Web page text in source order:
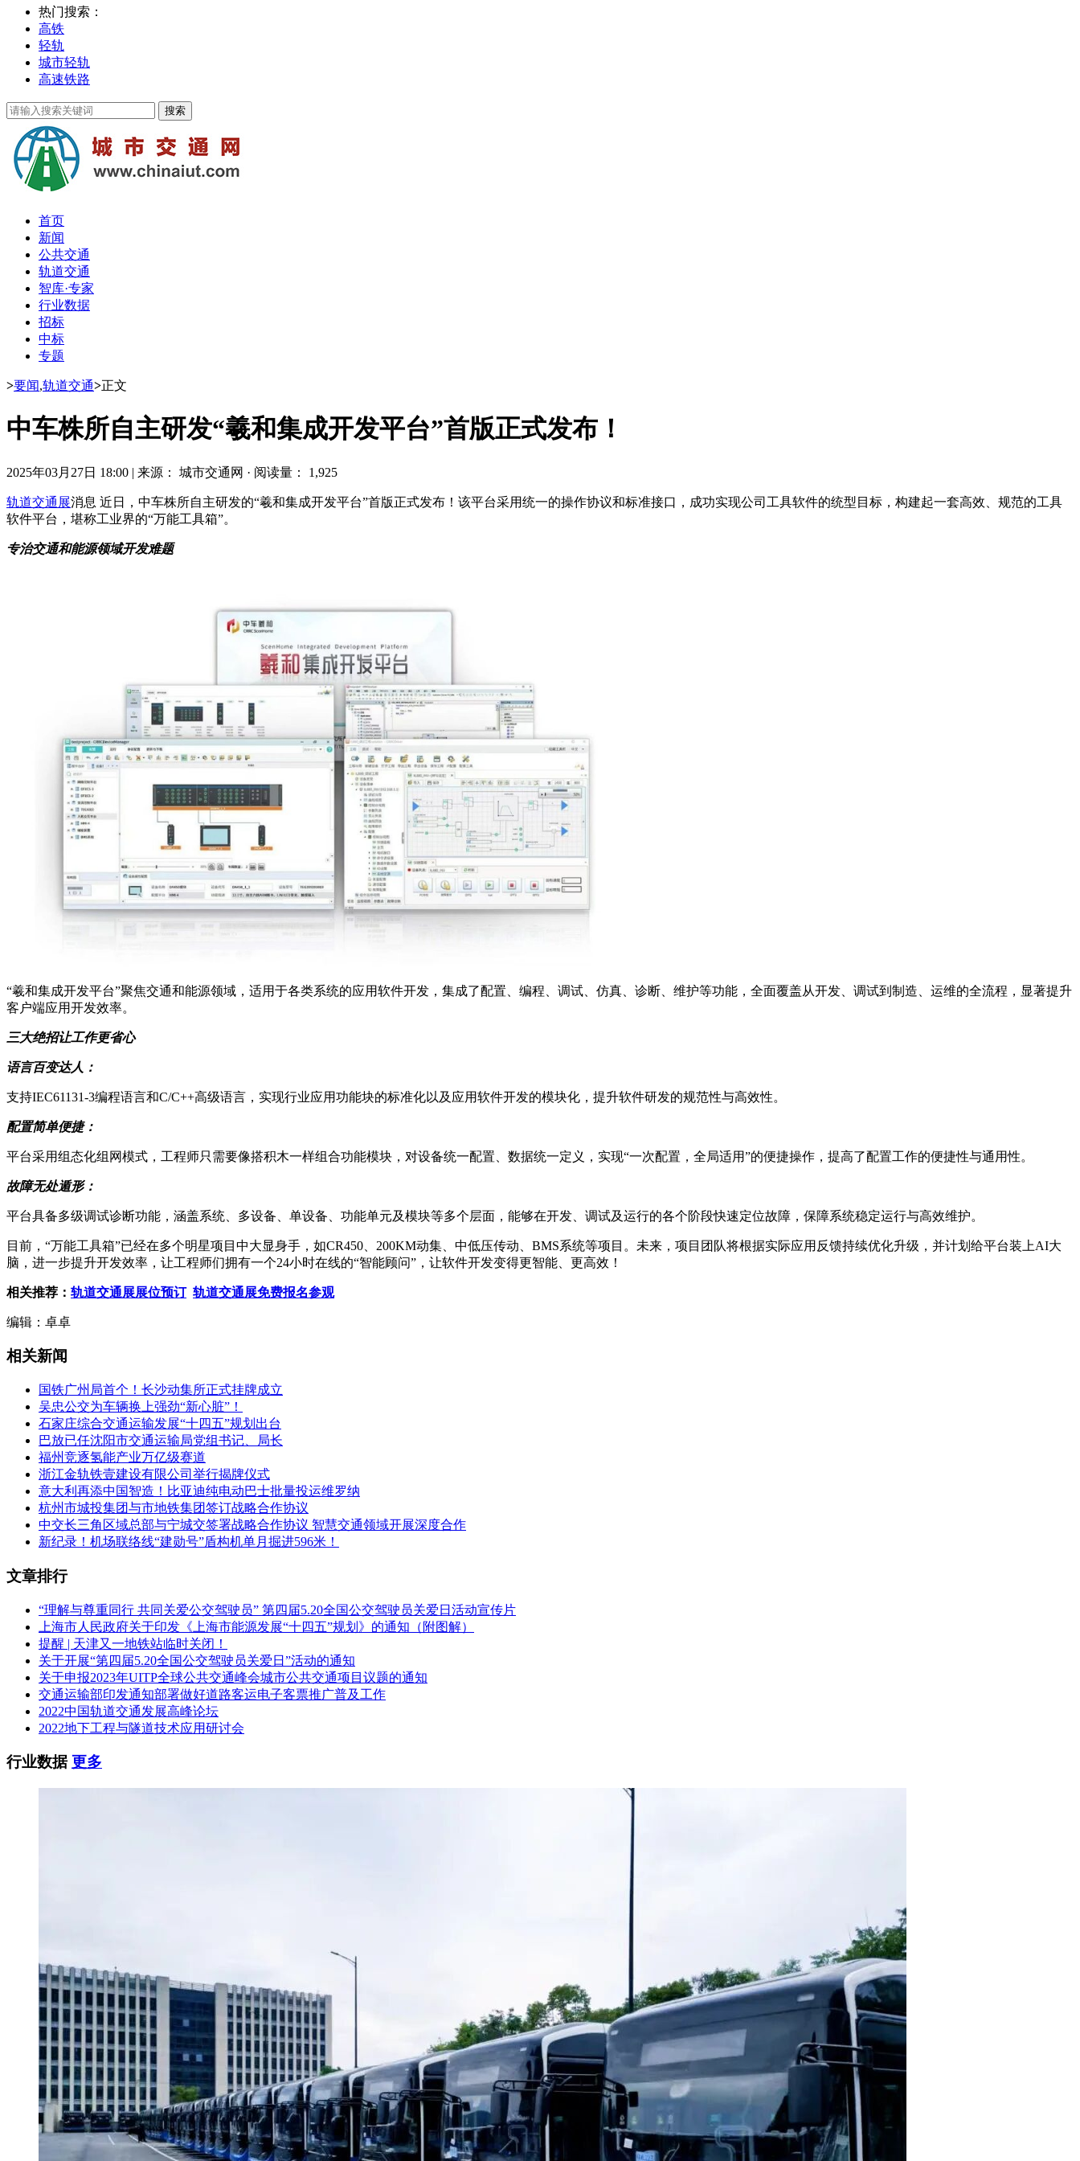
热门搜索：
高铁
轻轨
城市轻轨
高速铁路
首页
新闻
公共交通
轨道交通
智库·专家
行业数据
招标
中标
专题
>要闻,轨道交通>正文
中车株所自主研发“羲和集成开发平台”首版正式发布！
2025年03月27日 18:00 | 来源： 城市交通网 · 阅读量： 1,925
轨道交通展消息 近日，中车株所自主研发的“羲和集成开发平台”首版正式发布！该平台采用统一的操作协议和标准接口，成功实现公司工具软件的统型目标，构建起一套高效、规范的工具
软件平台，堪称工业界的“万能工具箱”。
专治交通和能源领域开发难题
“羲和集成开发平台”聚焦交通和能源领域，适用于各类系统的应用软件开发，集成了配置、编程、调试、仿真、诊断、维护等功能，全面覆盖从开发、调试到制造、运维的全流程，显著提升
客户端应用开发效率。
三大绝招让工作更省心
语言百变达人：
支持IEC61131-3编程语言和C/C++高级语言，实现行业应用功能块的标准化以及应用软件开发的模块化，提升软件研发的规范性与高效性。
配置简单便捷：
平台采用组态化组网模式，工程师只需要像搭积木一样组合功能模块，对设备统一配置、数据统一定义，实现“一次配置，全局适用”的便捷操作，提高了配置工作的便捷性与通用性。
故障无处遁形：
平台具备多级调试诊断功能，涵盖系统、多设备、单设备、功能单元及模块等多个层面，能够在开发、调试及运行的各个阶段快速定位故障，保障系统稳定运行与高效维护。
目前，“万能工具箱”已经在多个明星项目中大显身手，如CR450 、200KM动集、中低压传动、BMS系统等项目。未来，项目团队将根据实际应用反馈持续优化升级，并计划给平台装上AI大
脑，进一步提升开发效率，让工程师们拥有一个24小时在线的“智能顾问”，让软件开发变得更智能、更高效！
相关推荐： 轨道交通展展位预订 轨道交通展免费报名参观
编辑：卓卓
相关新闻
国铁广州局首个！长沙动集所正式挂牌成立
吴忠公交为车辆换上强劲“新心脏”！
石家庄综合交通运输发展“十四五”规划出台
巴放已任沈阳市交通运输局党组书记、局长
福州竞逐氢能产业万亿级赛道
浙江金轨铁壹建设有限公司举行揭牌仪式
意大利再添中国智造！比亚迪纯电动巴士批量投运维罗纳
杭州市城投集团与市地铁集团签订战略合作协议
中交长三角区域总部与宁城交签署战略合作协议 智慧交通领域开展深度合作
新纪录！机场联络线“建勋号”盾构机单月掘进596米！
文章排行
“理解与尊重同行 共同关爱公交驾驶员” 第四届5.20全国公交驾驶员关爱日活动宣传片
上海市人民政府关于印发《上海市能源发展“十四五”规划》的通知（附图解）
提醒 | 天津又一地铁站临时关闭！
关于开展“第四届5.20全国公交驾驶员关爱日”活动的通知
关于申报2023年UITP全球公共交通峰会城市公共交通项目议题的通知
交通运输部印发通知部署做好道路客运电子客票推广普及工作
2022中国轨道交通发展高峰论坛
2022地下工程与隧道技术应用研讨会
行业数据更多